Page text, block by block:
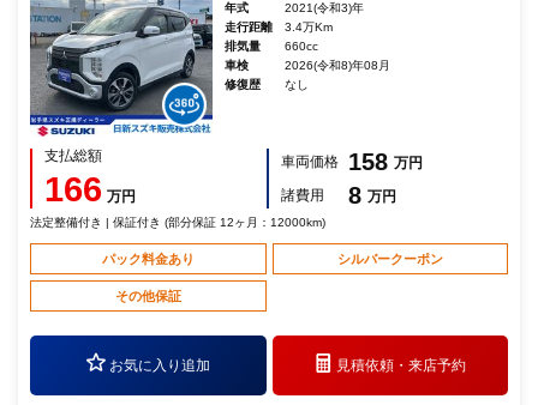
年式
2021(令和3)年
走行距離
3.4万Km
排気量
660cc
車検
2026(令和8)年08月
修復歴
なし
支払総額
166 万円
車両価格 158 万円
諸費用
8 万円
法定整備付き | 保証付き (部分保証 12ヶ月：12000km)
パック料金あり シルバークーポン
その他保証
お気に入り追加 見積依頼・来店予約